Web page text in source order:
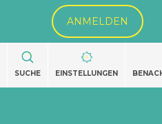
ANMELDEN
SUCHE EINSTELLUNGEN